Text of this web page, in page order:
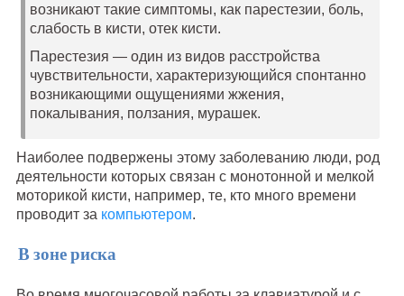
возникают такие симптомы, как парестезии, боль,
слабость в кисти, отек кисти.
Парестезия — один из видов расстройства
чувствительности, характеризующийся спонтанно
возникающими ощущениями жжения,
покалывания, ползания, мурашек.
Наиболее подвержены этому заболеванию люди, род
деятельности которых связан с монотонной и мелкой
моторикой кисти, например, те, кто много времени
проводит за компьютером.
В зоне риска